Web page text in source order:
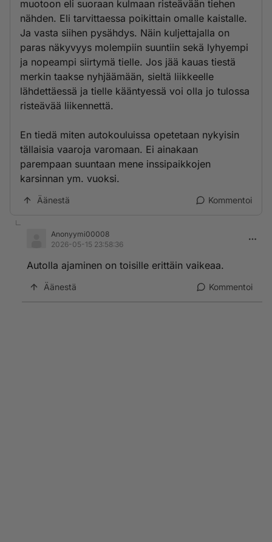
muotoon eli suoraan kulmaan risteävään tiehen
nähden. Eli tarvittaessa poikittain omalle kaistalle.
Ja vasta siihen pysähdys. Näin kuljettajalla on
paras näkyvyys molempiin suuntiin sekä lyhyempi
ja nopeampi siirtymä tielle. Jos jää kauas tiestä
merkin taakse nyhjäämään, sieltä liikkeelle
lähdettäessä ja tielle kääntyessä voi olla jo tulossa
risteävää liikennettä.
En tiedä miten autokouluissa opetetaan nykyisin
tällaisia vaaroja varomaan. Ei ainakaan
parempaan suuntaan mene inssipaikkojen
karsinnan ym. vuoksi.
Äänestä Kommentoi
Anonyymi00008
2026-05-15 23:58:36
Autolla ajaminen on toisille erittäin vaikeaa.
Äänestä Kommentoi